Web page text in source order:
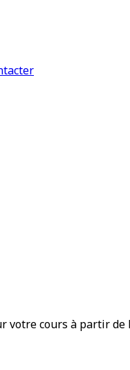
votre cours à partir